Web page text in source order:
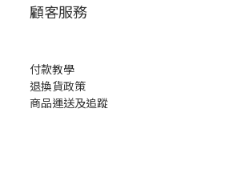
顧客服務
付款教學
退換貨政策
商品運送及追蹤